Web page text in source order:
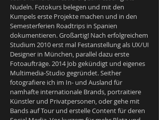
Nudeln. Fotokurs belegen und mit den
Kumpels erste Projekte machen und in den
Semesterferien Roadtrips in Spanien
dokumentieren. Großartig! Nach erfolgreichem
Studium 2010 erst mal Festanstellung als UX/UI
Designer in München, parallel dazu erste
Fotoaufträge. 2014 Job gekündigt und eigenes
Multimedia-Studio gegründet. Seither
fotografiere ich im In- und Ausland für
namhafte internationale Brands, portraitiere
Künstler und Privatpersonen, oder gehe mit
Bands auf Tour und erstelle Content für deren